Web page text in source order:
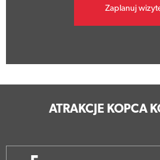
Zaplanuj
ATRAKCJE KOPCA